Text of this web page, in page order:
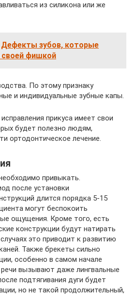
из силикона или же
Дефекты зубов, которые
своей фишкой
По этому признаку
и индивидуальные зубные капы.
прикуса имеет свои
будет полезно людям,
ортодонтическое лечение.
привыкать.
после установки
длится порядка 5-15
могут беспокоить
ощущения. Кроме того, есть
конструкции будут натирать
это приводит к развитию
Также брекеты сильно
особенно в самом начале
вызывают даже лингвальные
подтягивания дуги будет
но не такой продолжительный,